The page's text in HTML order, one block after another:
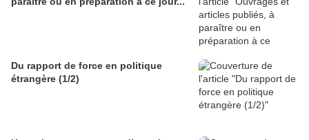
Du rapport de force en politique
étrangère (1/2)